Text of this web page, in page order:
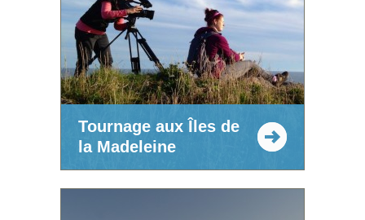
Tournage aux Îles de
la Madeleine